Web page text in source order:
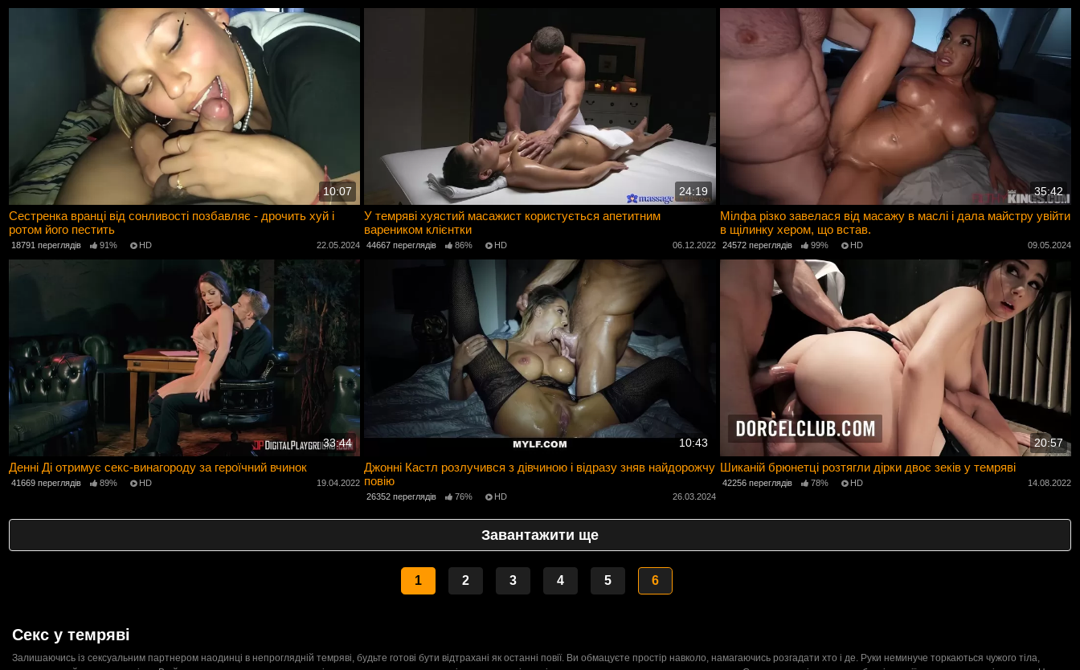
10:07
Сестренка вранці від сонливості позбавляє - дрочить хуй і
ротом його пестить
18791 переглядів 91% HD 22.05.2024
24:19
У темряві хуястий масажист користується апетитним
вареником клієнтки
44667 переглядів 86% HD 06.12.2022
35:42
Мілфа різко завелася від масажу в маслі і дала майстру увійти
в щілинку хером, що встав.
24572 переглядів 99% HD 09.05.2024
33:44
Денні Ді отримує секс-винагороду за героїчний вчинок
41669 переглядів 89% HD 19.04.2022
10:43
Джонні Кастл розлучився з дівчиною і відразу зняв найдорожчу
повію
26352 переглядів 76% HD 26.03.2024
20:57
Шиканій брюнетці розтягли дірки двоє зеків у темряві
42256 переглядів 78% HD 14.08.2022
Завантажити ще
1 2 3 4 5 6
Секс у темряві
Залишаючись із сексуальним партнером наодинці в непроглядній темряві, будьте готові бути відтрахані як останні повії. Ви обмацуєте простір навколо, намагаючись розгадати хто і де. Руки неминуче торкаються чужого тіла,